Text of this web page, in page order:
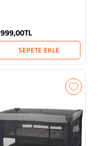
999,00TL
SEPETE EKLE